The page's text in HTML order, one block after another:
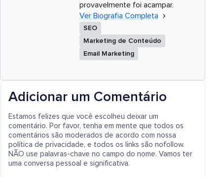
provavelmente foi acampar.
Ver Biografia Completa
SEO
Marketing de Conteúdo
Email Marketing
Adicionar um Comentário
Estamos felizes que você escolheu deixar um
comentário. Por favor, tenha em mente que todos os
comentários são moderados de acordo com nossa
política de privacidade, e todos os links são nofollow.
NÃO use palavras-chave no campo do nome. Vamos ter
uma conversa pessoal e significativa.